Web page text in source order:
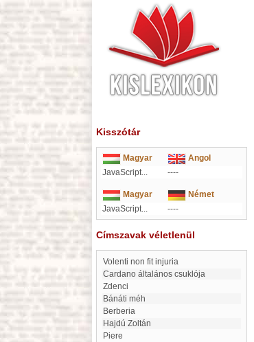
Kisszótár
Magyar
Angol
JavaScript...
----
Magyar
Német
JavaScript...
----
Címszavak véletlenül
Volenti non fit injuria
Cardano általános csuklója
Zdenci
Bánáti méh
Berberia
Hajdú Zoltán
Piere